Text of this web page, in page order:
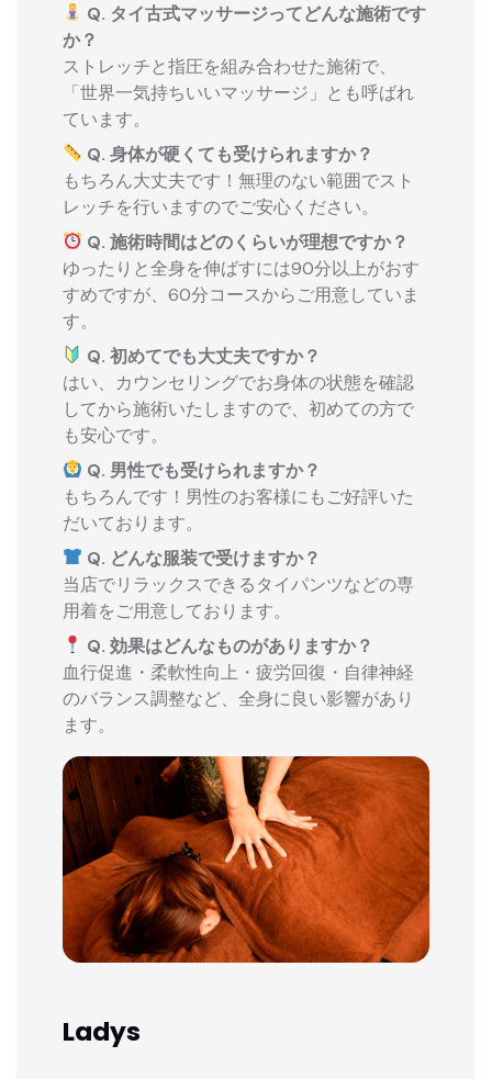
Q. タイ古式マッサージってどんな施術です
か？
ストレッチと指圧を組み合わせた施術で、
「世界一気持ちいいマッサージ」とも呼ばれ
ています。
Q. 身体が硬くても受けられますか？
もちろん大丈夫です！無理のない範囲でスト
レッチを行いますのでご安心ください。
Q. 施術時間はどのくらいが理想ですか？
ゆったりと全身を伸ばすには90分以上がおす
すめですが、60分コースからご用意していま
す。
Q. 初めてでも大丈夫ですか？
はい、カウンセリングでお身体の状態を確認
してから施術いたしますので、初めての方で
も安心です。
Q. 男性でも受けられますか？
もちろんです！男性のお客様にもご好評いた
だいております。
Q. どんな服装で受けますか？
当店でリラックスできるタイパンツなどの専
用着をご用意しております。
Q. 効果はどんなものがありますか？
血行促進・柔軟性向上・疲労回復・自律神経
のバランス調整など、全身に良い影響があり
ます。
Ladys